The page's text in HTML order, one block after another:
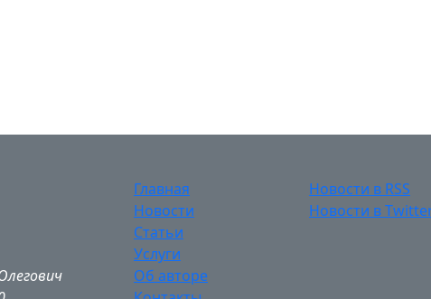
Главная
Новости
Статьи
Услуги
Об авторе
Новости в RSS
Новости в